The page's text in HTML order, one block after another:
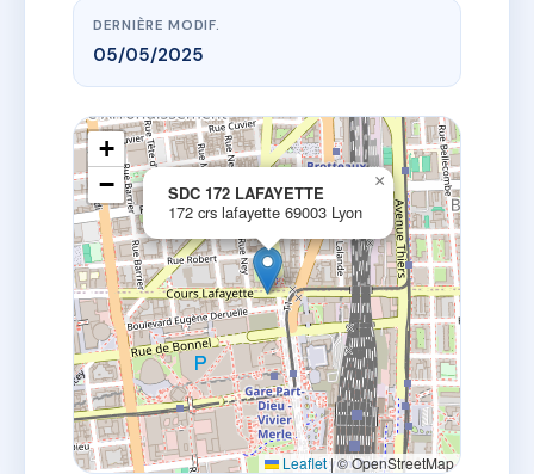
DERNIÈRE MODIF.
05/05/2025
SDC 172 LAFAYETTE
172 crs lafayette 69003 Lyon
×
+
−
Leaflet|© OpenStreetMap